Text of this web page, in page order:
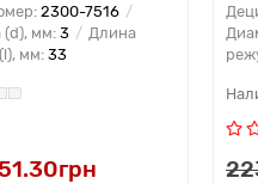
2300-7516
(d), мм: 3
Длина
мм:33